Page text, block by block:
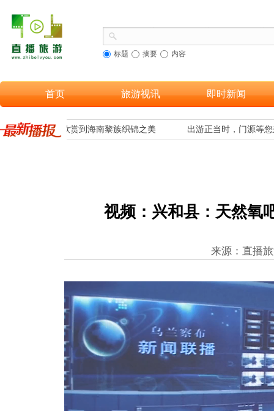
标题 摘要 内容
首页 旅游视讯 即时新闻
，让更多游客欣赏到海南黎族织锦之美 出游正当时，门源等您
视频：兴和县：天然氧
来源：直播